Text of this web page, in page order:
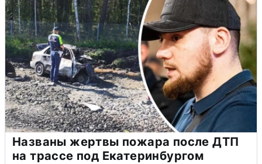
Названы жертвы пожара после ДТП
на трассе под Екатеринбургом